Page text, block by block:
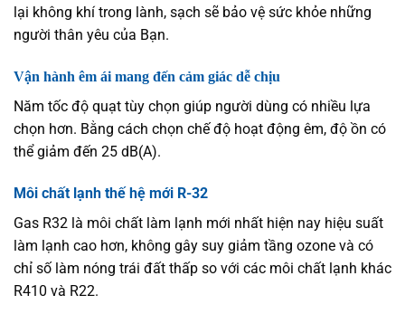
lại không khí trong lành, sạch sẽ bảo vệ sức khỏe những
người thân yêu của Bạn.
Vận hành êm ái mang đến cảm giác dễ chịu
Năm tốc độ quạt tùy chọn giúp người dùng có nhiều lựa
chọn hơn. Bằng cách chọn chế độ hoạt động êm, độ ồn có
thể giảm đến 25 dB(A).
Môi chất lạnh thế hệ mới R-32
Gas R32 là môi chất làm lạnh mới nhất hiện nay hiệu suất
làm lạnh cao hơn, không gây suy giảm tầng ozone và có
chỉ số làm nóng trái đất thấp so với các môi chất lạnh khác
R410 và R22.